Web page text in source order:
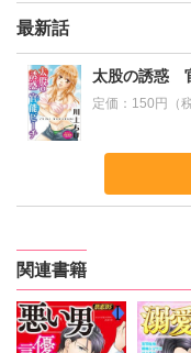
最新話
太股の誘惑
定価： 150円（
関連書籍